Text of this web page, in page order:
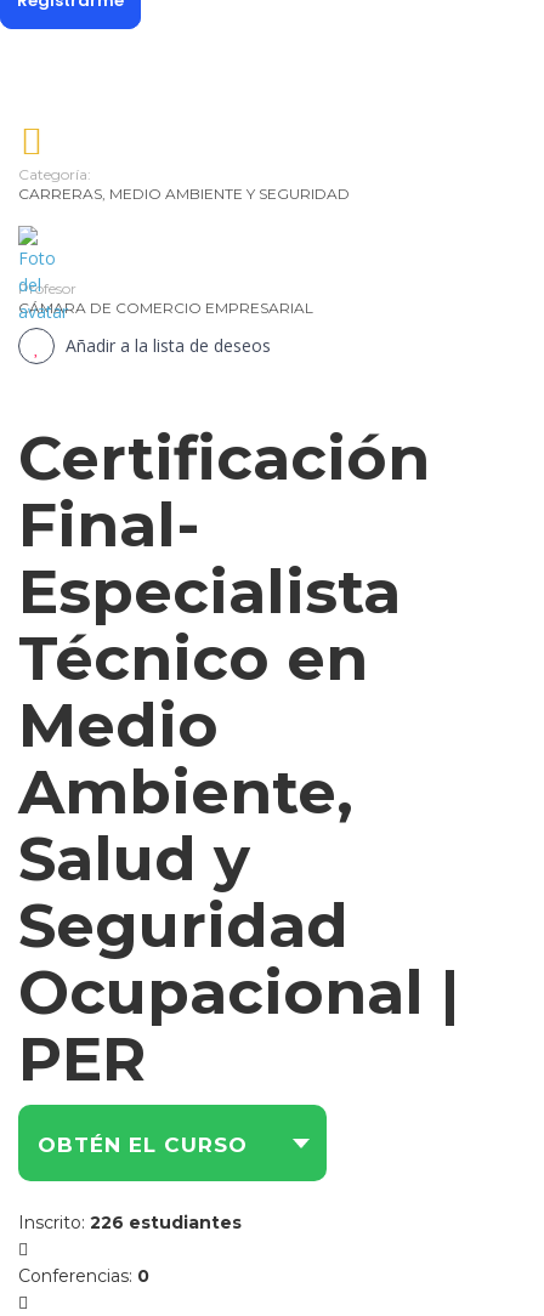
de
y
Nutrición
Personal
Gastronomía
Gestor
y
Cobranza
de
Turismo
Inglés
Americano
Marketing
y
Publicidad
Medio
y
Seguridad
Plataforma
Bancaria
y
Comercial
Corporativo
Telemarketing
Ventas
y
Servicios
Médico
Categoría:
CARRERAS, MEDIO AMBIENTE Y SEGURIDAD
Profesor
CÁMARA DE COMERCIO EMPRESARIAL
Añadir a la lista de deseos
Certificación
Final-
Especialista
Técnico en
Medio
Ambiente,
Salud y
Seguridad
Ocupacional |
PER
OBTÉN EL CURSO
Inscrito: 226 estudiantes
Conferencias: 0